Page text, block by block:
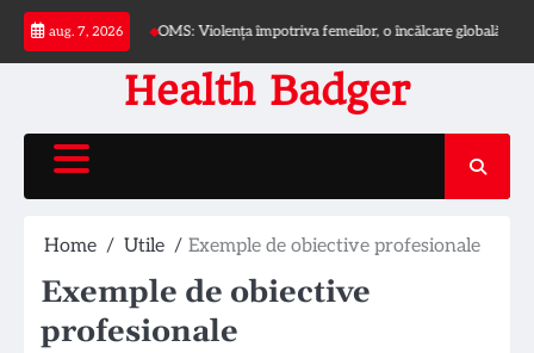
Skip
content
aug. 7, 2026OMS: Violența împotriva femeilor, o încălcare globală a drepturilor
Health Badger
Home Utile Exemple de obiective profesionale
Exemple de obiective
profesionale